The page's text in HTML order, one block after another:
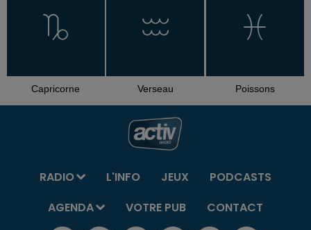
Capricorne Verseau Poissons
RADIO L'INFO JEUX
PODCASTS
AGENDA
VOTRE PUB CONTACT